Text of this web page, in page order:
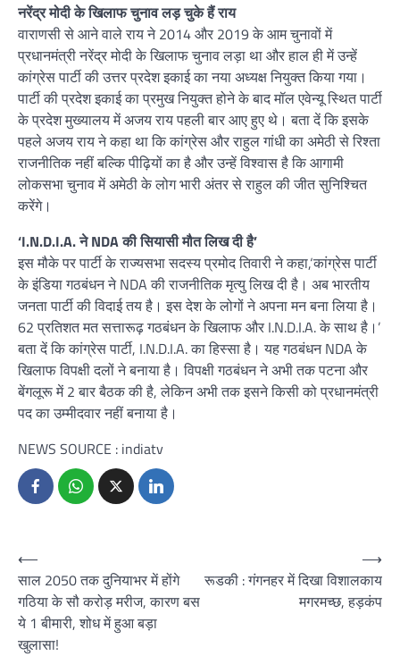
नरेंद्र मोदी के खिलाफ चुनाव लड़ चुके हैं राय
वाराणसी से आने वाले राय ने 2014 और 2019 के आम चुनावों में
प्रधानमंत्री नरेंद्र मोदी के खिलाफ चुनाव लड़ा था और हाल ही में उन्हें
कांग्रेस पार्टी की उत्तर प्रदेश इकाई का नया अध्यक्ष नियुक्त किया गया।
पार्टी की प्रदेश इकाई का प्रमुख नियुक्त होने के बाद मॉल एवेन्यू स्थित पार्टी
के प्रदेश मुख्यालय में अजय राय पहली बार आए हुए थे। बता दें कि इसके
पहले अजय राय ने कहा था कि कांग्रेस और राहुल गांधी का अमेठी से रिश्ता
राजनीतिक नहीं बल्कि पीढ़ियों का है और उन्हें विश्वास है कि आगामी
लोकसभा चुनाव में अमेठी के लोग भारी अंतर से राहुल की जीत सुनिश्चित
करेंगे।
‘I.N.D.I.A. ने NDA की सियासी मौत लिख दी है’
इस मौके पर पार्टी के राज्यसभा सदस्य प्रमोद तिवारी ने कहा,‘कांग्रेस पार्टी
के इंडिया गठबंधन ने NDA की राजनीतिक मृत्यु लिख दी है। अब भारतीय
जनता पार्टी की विदाई तय है। इस देश के लोगों ने अपना मन बना लिया है।
62 प्रतिशत मत सत्तारूढ़ गठबंधन के खिलाफ और I.N.D.I.A. के साथ है।’
बता दें कि कांग्रेस पार्टी, I.N.D.I.A. का हिस्सा है। यह गठबंधन NDA के
खिलाफ विपक्षी दलों ने बनाया है। विपक्षी गठबंधन ने अभी तक पटना और
बेंगलूरू में 2 बार बैठक की है, लेकिन अभी तक इसने किसी को प्रधानमंत्री
पद का उम्मीदवार नहीं बनाया है।
NEWS SOURCE : indiatv
Post
navigation
⟵
साल 2050 तक दुनियाभर में होंगे
गठिया के सौ करोड़ मरीज, कारण बस
ये 1 बीमारी, शोध में हुआ बड़ा
खुलासा!
रूडकी : गंगनहर में दिखा विशालकाय
मगरमच्छ, हड़कंप
⟶